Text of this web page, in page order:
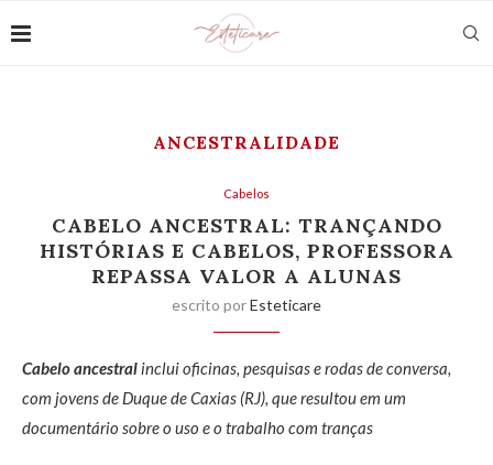
ANCESTRALIDADE
Cabelos
CABELO ANCESTRAL: TRANÇANDO
HISTÓRIAS E CABELOS, PROFESSORA
REPASSA VALOR A ALUNAS
escrito porEsteticare
Cabelo ancestralinclui oficinas, pesquisas e rodas de conversa,
com jovens de Duque de Caxias (RJ), que resultou em um
documentário sobre o uso e o trabalho com tranças